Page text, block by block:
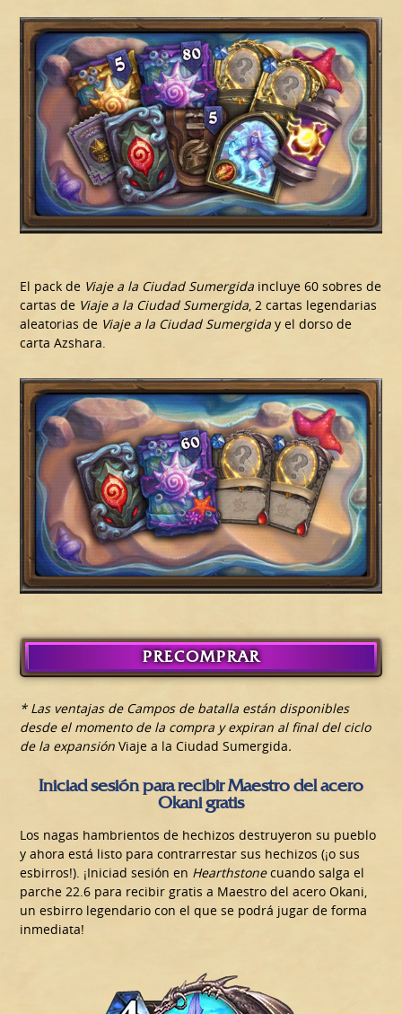
El pack de Viaje a la Ciudad Sumergida incluye 60 sobres de
cartas de Viaje a la Ciudad Sumergida , 2 cartas legendarias
aleatorias de Viaje a la Ciudad Sumergida y el dorso de
carta Azshara.
PRECOMPRAR
* Las ventajas de Campos de batalla están disponibles
desde el momento de la compra y expiran al final del ciclo
de la expansiónViaje a la Ciudad Sumergida.
Iniciad sesión para recibir Maestro del acero
Okani gratis
Los nagas hambrientos de hechizos destruyeron su pueblo
y ahora está listo para contrarrestar sus hechizos (¡o sus
esbirros!). ¡Iniciad sesión en Hearthstonecuando salga el
parche 22.6 para recibir gratis a Maestro del acero Okani,
un esbirro legendario con el que se podrá jugar de forma
inmediata!